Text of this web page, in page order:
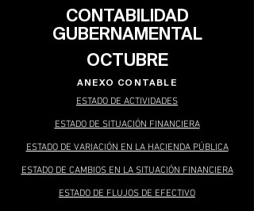
CONTABILIDAD
GUBERNAMENTAL
OCTUBRE
ANEXO CONTABLE
ESTADO DE ACTIVIDADES
ESTADO DE SITUACIÓN FINANCIERA
ESTADO DE VARIACIÓN EN LA HACIENDA PÚBLICA
ESTADO DE CAMBIOS EN LA SITUACIÓN FINANCIERA
ESTADO DE FLUJOS DE EFECTIVO